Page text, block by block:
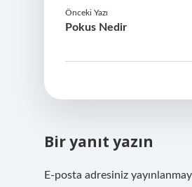
Önceki Yazı
Pokus Nedir
Bir yanıt yazın
E-posta adresiniz